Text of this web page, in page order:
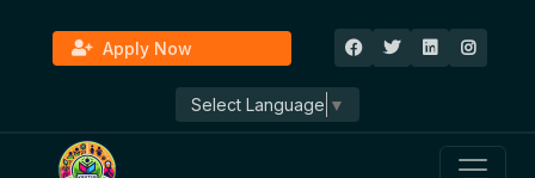
Apply Now
Select Language ▼